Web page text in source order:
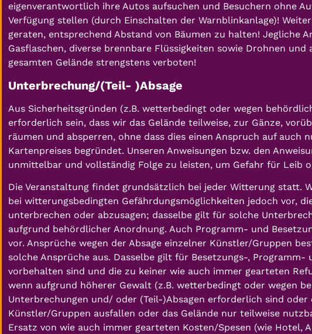
eigenverantwortlich ihre Autos aufsuchen und Besuchern ohne
Verfügung stellen (durch Einschalten der Warnblinkanlage)!
geraten, entsprechend Abstand von Bäumen zu halten! Jegliche
Gasflaschen, diverse brennbare Flüssigkeiten sowie Drohnen und
gesamten Gelände strengstens verboten!
Unterbrechung/(Teil- )Absage
Aus Sicherheitsgründen (z.B. wetterbedingt oder wegen
erforderlich sein, dass wir das Gelände teilweise, zur Gänze,
räumen und absperren, ohne dass dies einen Anspruch auf auch
Kartenpreises begründet. Unseren Anweisungen bzw. den
unmittelbar und vollständig Folge zu leisten, um Gefahr für Leib
Die Veranstaltung findet grundsätzlich bei jeder Witterung statt.
bei witterungsbedingten Gefährdungsmöglichkeiten jedoch vor,
unterbrechen oder abzusagen; dasselbe gilt für solche
aufgrund behördlicher Anordnung. Auch Programm- und
vor. Ansprüche wegen der Absage einzelner Künstler/Gruppen
solche Ansprüche aus. Dasselbe gilt für Besetzungs-, Programm-
vorbehalten sind und die zu keiner wie auch immer gearteten
wenn aufgrund höherer Gewalt (z.B. wetterbedingt oder wegen
Unterbrechungen und/ oder (Teil-)Absagen erforderlich sind oder
Künstler/Gruppen ausfallen oder das Gelände nur teilweise
Ersatz von wie auch immer gearteten Kosten/Spesen (wie Hotel,